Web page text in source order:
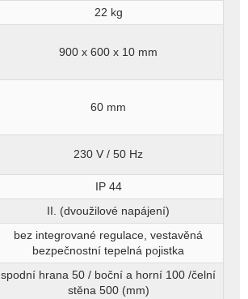
22 kg
900 x 600 x 10 mm
60 mm
230 V / 50 Hz
IP 44
II. (dvoužilové napájení)
bez integrované regulace, vestavěná
bezpečnostní tepelná pojistka
spodní hrana 50 / boční a horní 100 /čelní
stěna 500 (mm)